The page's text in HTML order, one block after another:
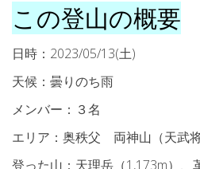
この登山の概要
日時：2023/05/13(土)
天候：曇りのち雨
メンバー：３名
エリア：奥秩父 両神山（天武将
登った山：天理岳（1,173m）、